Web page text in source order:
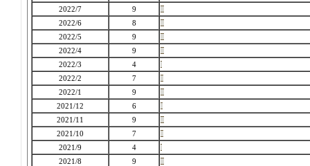
2022/7
9
2022/6
8
2022/5
9
2022/4
9
2022/3
4
2022/2
7
2022/1
9
2021/12
6
2021/11
9
2021/10
7
2021/9
4
2021/8
9